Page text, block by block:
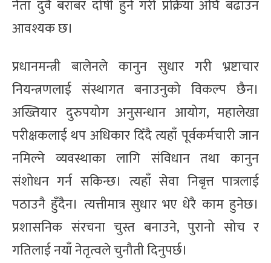
नेता दुवै बराबर दोषी हुने गरी प्रक्रिया अघि बढाउन
आवश्यक छ।
प्रधानमन्त्री बालेनले कानुन सुधार गरी भ्रष्टाचार
नियन्त्रणलाई संस्थागत बनाउनुको विकल्प छैन।
अख्तियार दुरुपयोग अनुसन्धान आयोग, महालेखा
परीक्षकलाई थप अधिकार दिँदै त्यहाँ पूर्वकर्मचारी जान
नमिल्ने व्यवस्थाका लागि संविधान तथा कानुन
संशोधन गर्न सकिन्छ। त्यहाँ सेवा निबृत्त पात्रलाई
पठाउनै हुँदैन। त्यत्तीमात्र सुधार भए धेरै काम हुनेछ।
प्रशासनिक संरचना चुस्त बनाउने, पुरानो सोच र
गतिलाई नयाँ नेतृत्वले चुनौती दिनुपर्छ।